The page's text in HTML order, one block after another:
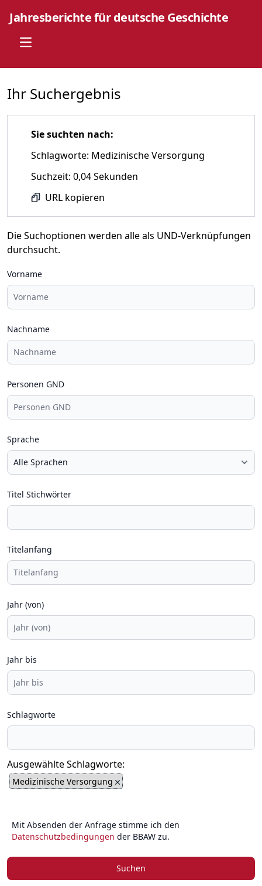
Jahresberichte für deutsche Geschichte
Open main menu
Ihr Suchergebnis
Sie suchten nach:
Schlagworte: Medizinische Versorgung
Suchzeit: 0,04 Sekunden
URL kopieren
Die Suchoptionen werden alle als UND-Verknüpfungen
durchsucht.
Vorname
Nachname
Personen GND
Sprache
Titel Stichwörter
Titelanfang
Jahr (von)
Jahr bis
Schlagworte
Ausgewählte Schlagworte:
Medizinische Versorgung
Mit Absenden der Anfrage stimme ich den
Datenschutzbedingungen der BBAW zu.
Suchen